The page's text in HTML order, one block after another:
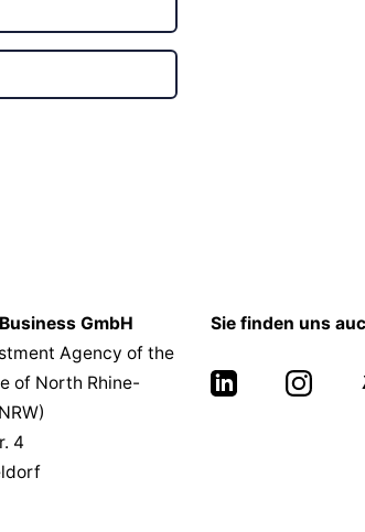
GmbH
Agency of the
of North Rhine-
4
Sie finden uns